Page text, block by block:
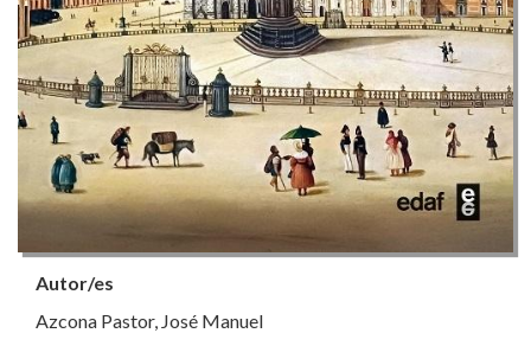
Autor/es
Azcona Pastor, José Manuel